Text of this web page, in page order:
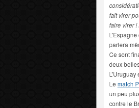
fait virer
faire virer
parlera
Ce sont
deux
Le match
un peu
contre le